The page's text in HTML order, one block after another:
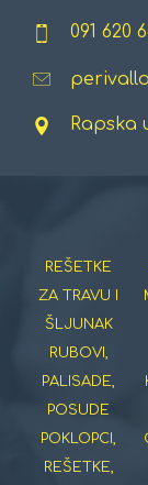
091 620
Rapska
REŠETKE
ZA TRAVU I
ŠLJUNAK
RUBOVI,
PALISADE,
POSUDE
POKLOPCI,
REŠETKE,